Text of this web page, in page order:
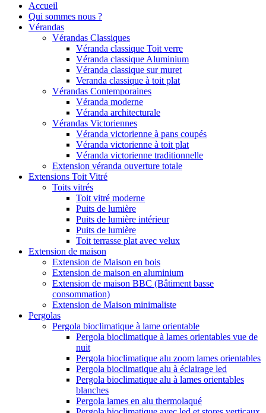
Accueil
Qui sommes nous ?
Vérandas
Vérandas Classiques
Véranda classique Toit verre
Véranda classique Aluminium
Véranda classique sur muret
Veranda classique à toit plat
Vérandas Contemporaines
Véranda moderne
Véranda architecturale
Vérandas Victoriennes
Véranda victorienne à pans coupés
Véranda victorienne à toit plat
Véranda victorienne traditionnelle
Extension véranda ouverture totale
Extensions Toit Vitré
Toits vitrés
Toit vitré moderne
Puits de lumière
Puits de lumière intérieur
Puits de lumière
Toit terrasse plat avec velux
Extension de maison
Extension de Maison en bois
Extension de maison en aluminium
Extension de maison BBC (Bâtiment basse
consommation)
Extension de Maison minimaliste
Pergolas
Pergola bioclimatique à lame orientable
Pergola bioclimatique à lames orientables vue de
nuit
Pergola bioclimatique alu zoom lames orientables
Pergola bioclimatique alu à éclairage led
Pergola bioclimatique alu à lames orientables
blanches
Pergola lames en alu thermolaqué